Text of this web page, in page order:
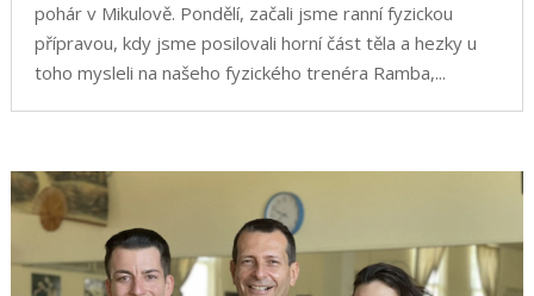
pohár v Mikulově. Pondělí, začali jsme ranní fyzickou
přípravou, kdy jsme posilovali horní část těla a hezky u
toho mysleli na našeho fyzického trenéra Ramba,...